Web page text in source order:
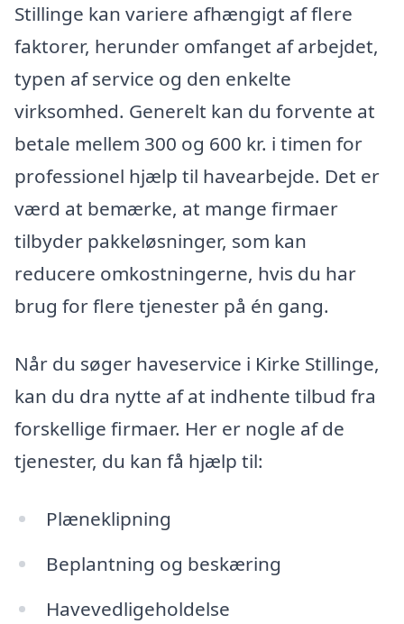
Stillinge kan variere afhængigt af flere
faktorer, herunder omfanget af arbejdet,
typen af service og den enkelte
virksomhed. Generelt kan du forvente at
betale mellem 300 og 600 kr. i timen for
professionel hjælp til havearbejde. Det er
værd at bemærke, at mange firmaer
tilbyder pakkeløsninger, som kan
reducere omkostningerne, hvis du har
brug for flere tjenester på én gang.
Når du søger haveservice i Kirke Stillinge,
kan du dra nytte af at indhente tilbud fra
forskellige firmaer. Her er nogle af de
tjenester, du kan få hjælp til:
Plæneklipning
Beplantning og beskæring
Havevedligeholdelse